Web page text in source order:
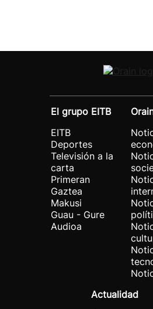
El grupo EITB
EITB
Deportes
Televisión a la
carta
Primeran
Gaztea
Makusi
Guau - Gure
Audioa
Actualidad